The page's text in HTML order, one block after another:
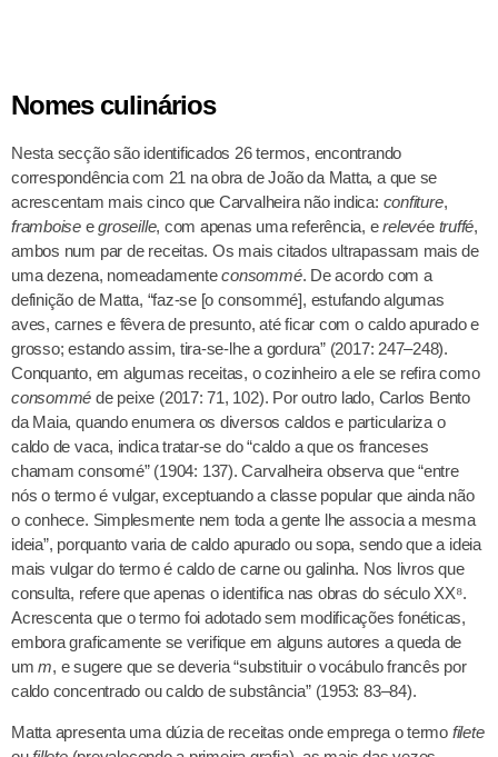
Nomes culinários
Nesta secção são identificados 26 termos, encontrando
correspondência com 21 na obra de João da Matta, a que se
acrescentam mais cinco que Carvalheira não indica: confiture,
framboiseegroseille, com apenas uma referência, erelevée truffé,
ambos num par de receitas. Os mais citados ultrapassam mais de
uma dezena, nomeadamenteconsommé. De acordo com a
definição de Matta, “faz-se [o consommé], estufando algumas
aves, carnes e fêvera de presunto, até ficar com o caldo apurado e
grosso; estando assim, tira-se-lhe a gordura” (2017: 247–248).
Conquanto, em algumas receitas, o cozinheiro a ele se refira como
consommé de peixe (2017: 71, 102). Por outro lado, Carlos Bento
da Maia, quando enumera os diversos caldos e particulariza o
caldo de vaca, indica tratar-se do “caldo a que os franceses
chamam consomé” (1904: 137). Carvalheira observa que “entre
nós o termo é vulgar, exceptuando a classe popular que ainda não
o conhece. Simplesmente nem toda a gente lhe associa a mesma
ideia”, porquanto varia de caldo apurado ou sopa, sendo que a ideia
mais vulgar do termo é caldo de carne ou galinha. Nos livros que
consulta, refere que apenas o identifica nas obras do século XX⁸.
Acrescenta que o termo foi adotado sem modificações fonéticas,
embora graficamente se verifique em alguns autores a queda de
umm, e sugere que se deveria “substituir o vocábulo francês por
caldo concentrado ou caldo de substância” (1953: 83–84).
Matta apresenta uma dúzia de receitas onde emprega o termo filete